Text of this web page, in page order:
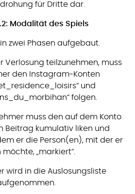
für Dritte dar.
Modalität des Spiels
zwei Phasen aufgebaut.
Verlosung teilzunehmen, muss
den Instagram-Konten
und
folgen.
muss den auf dem Konto
Beitrag kumulativ liken und
er die Person(en), mit der er
möchte, „markiert“.
wird in die Auslosungsliste